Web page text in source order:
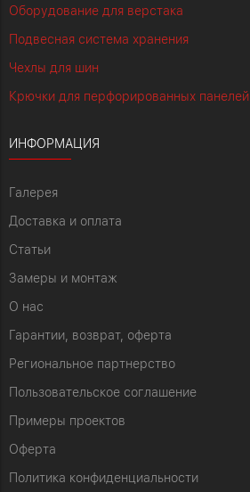
Оборудование для верстака
Подвесная система хранения
Чехлы для шин
Крючки для перфорированных панелей
ИНФОРМАЦИЯ
Галерея
Доставка и оплата
Статьи
Замеры и монтаж
О нас
Гарантии, возврат, оферта
Региональное партнерство
Пользовательское соглашение
Примеры проектов
Оферта
Политика конфиденциальности